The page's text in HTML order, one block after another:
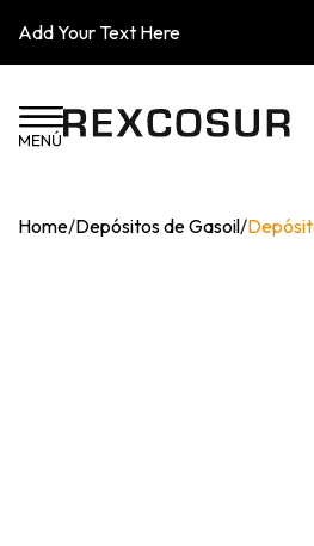
Add Your Text Here
Home/Depósitos de Gasoil/